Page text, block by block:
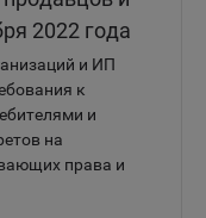
2022 года
и ИП
к
и
на
права и